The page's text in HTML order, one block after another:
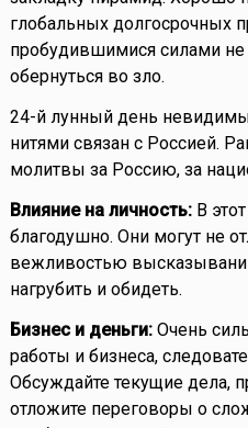
глобальных долгосрочных
пробудившимися силами не
обернуться во зло.
24-й лунный день
нитями связан с Россией.
молитвы за Россию, за
Влияние на личность:В
благодушно. Они могут не
вежливостью
нагрубить и обидеть.
Бизнес и деньги:Очень
работы и бизнеса,
Обсуждайте текущие дела,
отложите переговоры о